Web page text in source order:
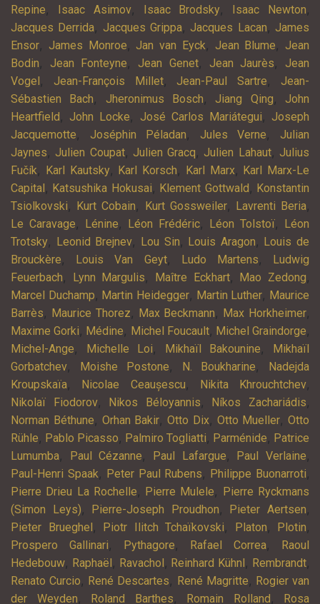
Repine, Isaac Asimov, Isaac Brodsky, Isaac Newton,
Jacques Derrida, Jacques Grippa, Jacques Lacan, James
Ensor, James Monroe, Jan van Eyck, Jean Blume, Jean
Bodin, Jean Fonteyne, Jean Genet, Jean Jaurès, Jean
Vogel , Jean-François Millet, Jean-Paul Sartre, Jean-
Sébastien Bach, Jheronimus Bosch, Jiang Qing, John
Heartfield , John Locke, José Carlos Mariátegui, Joseph
Jacquemotte, Joséphin Péladan, Jules Verne, Julian
Jaynes, Julien Coupat, Julien Gracq, Julien Lahaut, Julius
Fučík, Karl Kautsky, Karl Korsch, Karl Marx, Karl Marx-Le
Capital , Katsushika Hokusai, Klement Gottwald , Konstantin
Tsiolkovski, Kurt Cobain, Kurt Gossweiler, Lavrenti Beria,
Le Caravage, Lénine, Léon Frédéric, Léon Tolstoï,
Léon
Trotsky, Leonid Brejnev, Lou Sin, Louis Aragon, Louis de
Brouckère, Louis Van Geyt, Ludo Martens,
Ludwig
Feuerbach, Lynn Margulis, Maître Eckhart, Mao Zedong,
Marcel Duchamp, Martin Heidegger, Martin Luther, Maurice
Barrès, Maurice Thorez, Max Beckmann, Max Horkheimer,
Maxime Gorki, Médine, Michel Foucault, Michel Graindorge,
Michel-Ange, Michelle Loi, Mikhaïl Bakounine,
Mikhaïl
Gorbatchev, Moishe Postone, N. Boukharine,
Nadejda
Kroupskaïa, Nicolae Ceaușescu, Nikita Khrouchtchev,
Nikolaï Fiodorov, Nikos Béloyannis, Níkos Zachariádis,
Norman Béthune, Orhan Bakir, Otto Dix, Otto Mueller, Otto
Rühle, Pablo Picasso, Palmiro Togliatti, Parménide, Patrice
Lumumba, Paul Cézanne, Paul Lafargue, Paul Verlaine,
Paul-Henri Spaak, Peter Paul Rubens, Philippe Buonarroti,
Pierre Drieu La Rochelle, Pierre Mulele,
Pierre Ryckmans
(Simon Leys), Pierre-Joseph Proudhon, Pieter Aertsen,
Pieter Brueghel , Piotr Ilitch Tchaïkovski, Platon, Plotin,
Prospero Gallinari, Pythagore, Rafael Correa,
Raoul
Hedebouw, Raphaël , Ravachol , Reinhard Kühnl , Rembrandt,
Renato Curcio, René Descartes, René Magritte, Rogier van
der Weyden, Roland Barthes, Romain Rolland , Rosa